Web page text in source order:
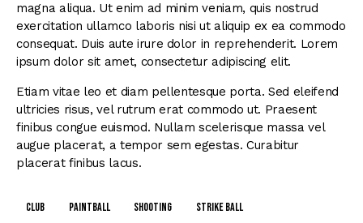
magna aliqua. Ut enim ad minim veniam, quis nostrud
exercitation ullamco laboris nisi ut aliquip ex ea commodo
consequat. Duis aute irure dolor in reprehenderit. Lorem
ipsum dolor sit amet, consectetur adipiscing elit.
Etiam vitae leo et diam pellentesque porta. Sed eleifend
ultricies risus, vel rutrum erat commodo ut. Praesent
finibus congue euismod. Nullam scelerisque massa vel
augue placerat, a tempor sem egestas. Curabitur
placerat finibus lacus.
club paintball shooting strike ball